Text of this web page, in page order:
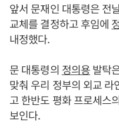
앞서 문재인 대통령은 전
교체를 결정하고 후임에
내정했다.
문 대통령의 정의용발탁
맞춰 우리 정부의 외교
고 한반도 평화 프로세스
보인다.